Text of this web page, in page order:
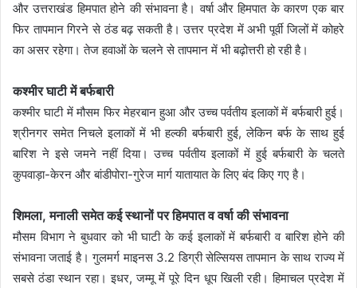
और उत्तराखंड हिमपात होने की संभावना है। वर्षा और हिमपात के कारण एक बार
फिर तापमान गिरने से ठंड बढ़ सकती है। उत्तर प्रदेश में अभी पूर्वी जिलों में कोहरे
का असर रहेगा। तेज हवाओं के चलने से तापमान में भी बढ़ोत्तरी हो रही है।
कश्मीर घाटी में बर्फबारी
कश्मीर घाटी में मौसम फिर मेहरबान हुआ और उच्च पर्वतीय इलाकों में बर्फबारी हुई।
श्रीनगर समेत निचले इलाकों में भी हल्की बर्फबारी हुई, लेकिन बर्फ के साथ हुई
बारिश ने इसे जमने नहीं दिया। उच्च पर्वतीय इलाकों में हुई बर्फबारी के चलते
कुपवाड़ा-केरन और बांडीपोरा-गुरेज मार्ग यातायात के लिए बंद किए गए है।
शिमला, मनाली समेत कई स्थानों पर हिमपात व वर्षा की संभावना
मौसम विभाग ने बुधवार को भी घाटी के कई इलाकों में बर्फबारी व बारिश होने की
संभावना जताई है। गुलमर्ग माइनस 3.2 डिग्री सेल्सियस तापमान के साथ राज्य में
सबसे ठंडा स्थान रहा। इधर, जम्मू में पूरे दिन धूप खिली रही। हिमाचल प्रदेश में